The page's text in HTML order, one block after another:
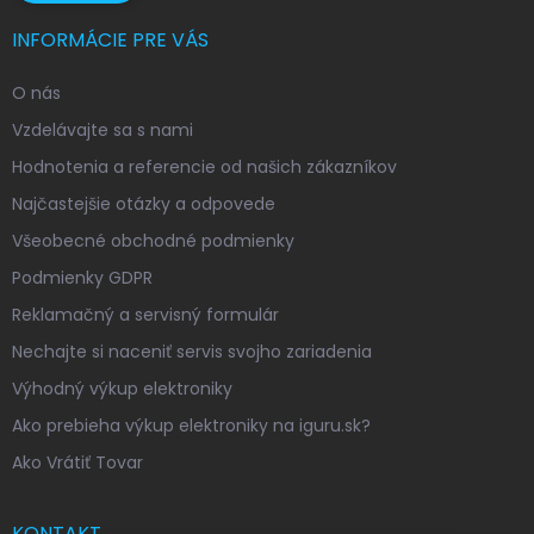
INFORMÁCIE PRE VÁS
O nás
Vzdelávajte sa s nami
Hodnotenia a referencie od našich zákazníkov
Najčastejšie otázky a odpovede
Všeobecné obchodné podmienky
Podmienky GDPR
Reklamačný a servisný formulár
Nechajte si naceniť servis svojho zariadenia
Výhodný výkup elektroniky
Ako prebieha výkup elektroniky na iguru.sk?
Ako Vrátiť Tovar